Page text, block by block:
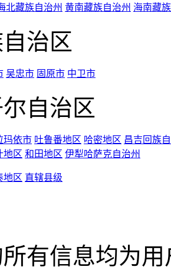
北藏族自治州 黄南藏族自治州 海南藏
治区
吴忠市 固原市 中卫市
自治区
玛依市 吐鲁番地区 哈密地区 昌吉回族
地区 和田地区 伊犁哈萨克自治州
地区 直辖县级
有信息均为